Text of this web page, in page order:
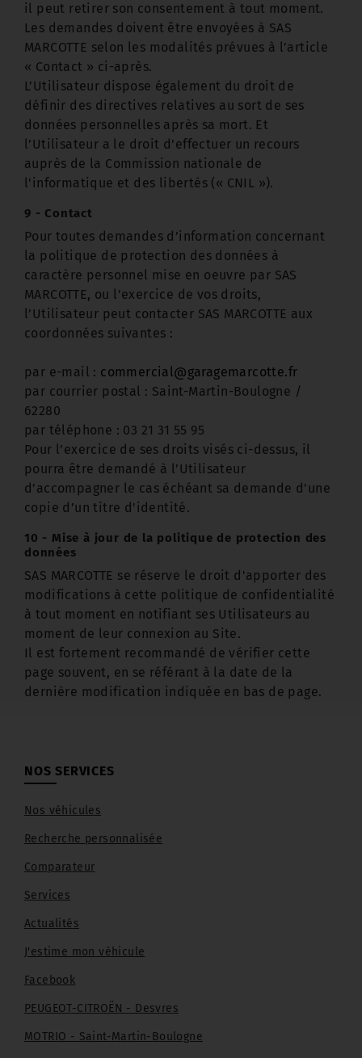
il peut retirer son consentement à tout moment.
Les demandes doivent être envoyées à SAS
MARCOTTE selon les modalités prévues à l’article
« Contact » ci-après.
L’Utilisateur dispose également du droit de
définir des directives relatives au sort de ses
données personnelles après sa mort. Et
l’Utilisateur a le droit d'effectuer un recours
auprès de la Commission nationale de
l'informatique et des libertés (« CNIL »).
9 - Contact
Pour toutes demandes d’information concernant
la politique de protection des données à
caractère personnel mise en oeuvre par SAS
MARCOTTE, ou l’exercice de vos droits,
l’Utilisateur peut contacter SAS MARCOTTE aux
coordonnées suivantes :
par e-mail : commercial@garagemarcotte.fr
par courrier postal : Saint-Martin-Boulogne /
62280
par téléphone : 03 21 31 55 95
Pour l’exercice de ses droits visés ci-dessus, il
pourra être demandé à l’Utilisateur
d’accompagner le cas échéant sa demande d'une
copie d’un titre d'identité.
10 - Mise à jour de la politique de protection des
données
SAS MARCOTTE se réserve le droit d'apporter des
modifications à cette politique de confidentialité
à tout moment en notifiant ses Utilisateurs au
moment de leur connexion au Site.
Il est fortement recommandé de vérifier cette
page souvent, en se référant à la date de la
dernière modification indiquée en bas de page.
NOS SERVICES
Nos véhicules
Recherche personnalisée
Comparateur
Services
Actualités
J'estime mon véhicule
Facebook
PEUGEOT-CITROËN - Desvres
MOTRIO - Saint-Martin-Boulogne